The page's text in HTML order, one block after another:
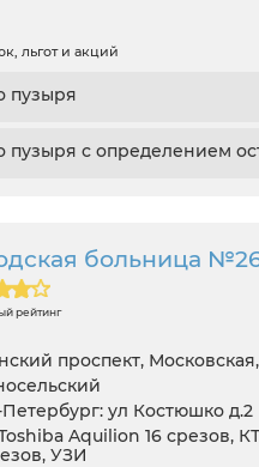
льгот и акций
пузыря
пузыря с определением
больница
рейтинг
проспект,
ул Костюшко д.2
Aquilion 16 срезов,
УЗИ